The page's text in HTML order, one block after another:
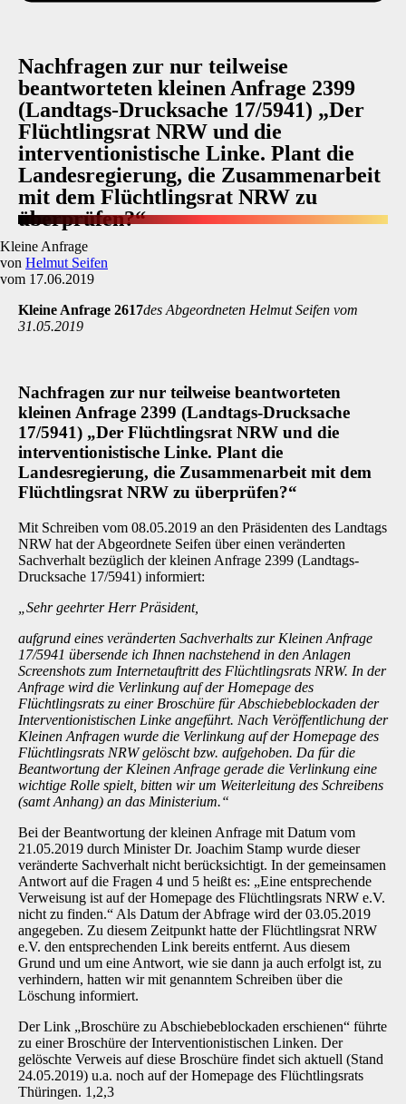
Nachfragen zur nur teilweise
beantworteten kleinen Anfrage 2399
(Landtags-Drucksache 17/5941) „Der
Flüchtlingsrat NRW und die
interventionistische Linke. Plant die
Landesregierung, die Zusammenarbeit
mit dem Flüchtlingsrat NRW zu
überprüfen?“
Kleine Anfrage
von Helmut Seifen
vom 17.06.2019
Kleine Anfrage 2617des Abgeordneten Helmut Seifen vom
31.05.2019
Nachfragen zur nur teilweise beantworteten
kleinen Anfrage 2399 (Landtags-Drucksache
17/5941) „Der Flüchtlingsrat NRW und die
interventionistische Linke. Plant die
Landesregierung, die Zusammenarbeit mit dem
Flüchtlingsrat NRW zu überprüfen?“
Mit Schreiben vom 08.05.2019 an den Präsidenten des Landtags
NRW hat der Abgeordnete Seifen über einen veränderten
Sachverhalt bezüglich der kleinen Anfrage 2399 (Landtags-
Drucksache 17/5941) informiert:
„Sehr geehrter Herr Präsident,
aufgrund eines veränderten Sachverhalts zur Kleinen Anfrage
17/5941 übersende ich Ihnen nachstehend in den Anlagen
Screenshots zum Internetauftritt des Flüchtlingsrats NRW. In der
Anfrage wird die Verlinkung auf der Homepage des
Flüchtlingsrats zu einer Broschüre für Abschiebeblockaden der
Interventionistischen Linke angeführt. Nach Veröffentlichung der
Kleinen Anfragen wurde die Verlinkung auf der Homepage des
Flüchtlingsrats NRW gelöscht bzw. aufgehoben. Da für die
Beantwortung der Kleinen Anfrage gerade die Verlinkung eine
wichtige Rolle spielt, bitten wir um Weiterleitung des Schreibens
(samt Anhang) an das Ministerium.“
Bei der Beantwortung der kleinen Anfrage mit Datum vom
21.05.2019 durch Minister Dr. Joachim Stamp wurde dieser
veränderte Sachverhalt nicht berücksichtigt. In der gemeinsamen
Antwort auf die Fragen 4 und 5 heißt es: „Eine entsprechende
Verweisung ist auf der Homepage des Flüchtlingsrats NRW e.V.
nicht zu finden.“ Als Datum der Abfrage wird der 03.05.2019
angegeben. Zu diesem Zeitpunkt hatte der Flüchtlingsrat NRW
e.V. den entsprechenden Link bereits entfernt. Aus diesem
Grund und um eine Antwort, wie sie dann ja auch erfolgt ist, zu
verhindern, hatten wir mit genanntem Schreiben über die
Löschung informiert.
Der Link „Broschüre zu Abschiebeblockaden erschienen“ führte
zu einer Broschüre der Interventionistischen Linken. Der
gelöschte Verweis auf diese Broschüre findet sich aktuell (Stand
24.05.2019) u.a. noch auf der Homepage des Flüchtlingsrats
Thüringen. 1,2,3